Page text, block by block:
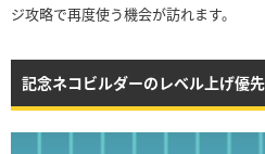
ジ攻略で再度使う機会が訪れます。
記念ネコビルダーのレベル上げ優